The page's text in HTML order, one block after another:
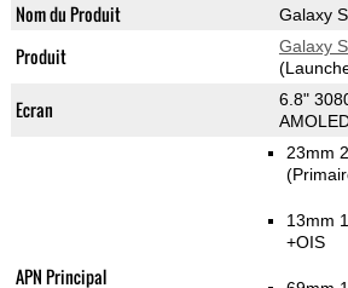
Nom du Produit Galaxy
Produit
Galaxy
Ecran
6.8"
APN Principal
23mm
13mm
+OIS